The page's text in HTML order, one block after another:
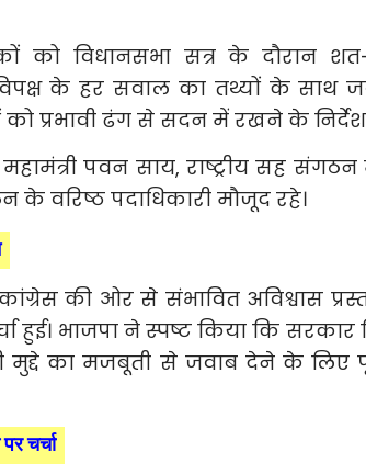
को विधानसभा सत्र के दौरान शत-
के हर सवाल का तथ्यों के साथ
प्रभावी ढंग से सदन में रखने के निर्देश
पवन साय, राष्ट्रीय सह संगठन
वरिष्ठ पदाधिकारी मौजूद रहे।
की ओर से संभावित अविश्वास
हुई। भाजपा ने स्पष्ट किया कि सरकार
मुद्दे का मजबूती से जवाब देने के लिए
चर्चा